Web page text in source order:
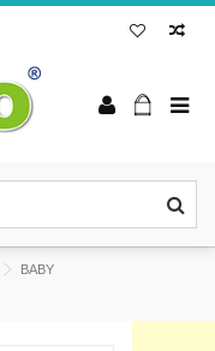
ΒΑΒΥ